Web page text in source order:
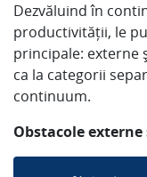
Dezvăluind în
productivității, le
principale: externe
ca la categorii
continuum.
Obstacole